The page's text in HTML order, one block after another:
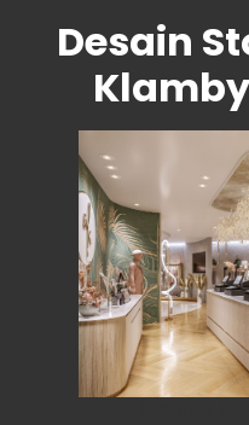
Desain